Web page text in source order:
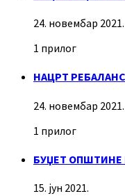
24. новембар 2021.
1 прилог
НАЦРТ
24. новембар 2021.
1 прилог
БУЏЕТ ОПШТИНЕ
15. јун 2021.